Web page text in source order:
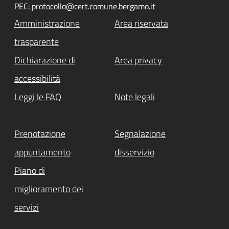
PEC: protocollo@cert.comune.bergamo.it
Amministrazione
trasparente
Area riservata
Dichiarazione di
accessibilità
Area privacy
Leggi le FAQ Note legali
Prenotazione
appuntamento
Segnalazione
disservizio
Piano di
miglioramento dei
servizi